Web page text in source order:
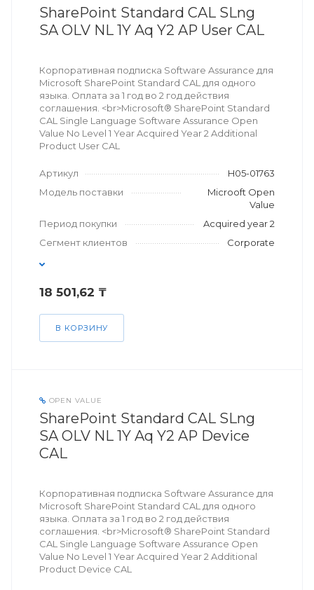
SharePoint Standard CAL SLng
SA OLV NL 1Y Aq Y2 AP User CAL
Корпоративная подписка Software Assurance для
Microsoft SharePoint Standard CAL для одного
языка. Оплата за 1 год во 2 год действия
соглашения. <br>Microsoft® SharePoint Standard
CAL Single Language Software Assurance Open
Value No Level 1 Year Acquired Year 2 Additional
Product User CAL
Артикул
H05-01763
Модель поставки
Microoft Open
Value
Период покупки
Acquired year 2
Сегмент клиентов
Corporate
18 501,62 ₸
В КОРЗИНУ
OPEN VALUE
SharePoint Standard CAL SLng
SA OLV NL 1Y Aq Y2 AP Device
CAL
Корпоративная подписка Software Assurance для
Microsoft SharePoint Standard CAL для одного
языка. Оплата за 1 год во 2 год действия
соглашения. <br>Microsoft® SharePoint Standard
CAL Single Language Software Assurance Open
Value No Level 1 Year Acquired Year 2 Additional
Product Device CAL